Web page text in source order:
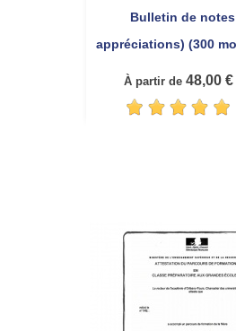
Bulletin de
appréciations) (300
À partir de 48,00